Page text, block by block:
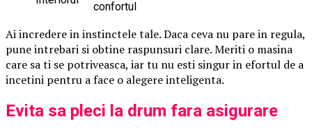
confortul
Ai incredere in instinctele tale. Daca ceva nu pare in regula,
pune intrebari si obtine raspunsuri clare. Meriti o masina
care sa ti se potriveasca, iar tu nu esti singur in efortul de a
incetini pentru a face o alegere inteligenta.
Evita sa pleci la drum fara asigurare